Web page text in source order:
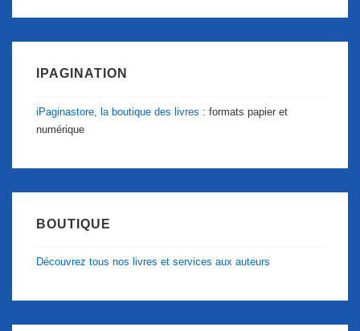
IPAGINATION
iPaginastore, la boutique des livres : formats papier et
numérique
BOUTIQUE
Découvrez tous nos livres et services aux auteurs